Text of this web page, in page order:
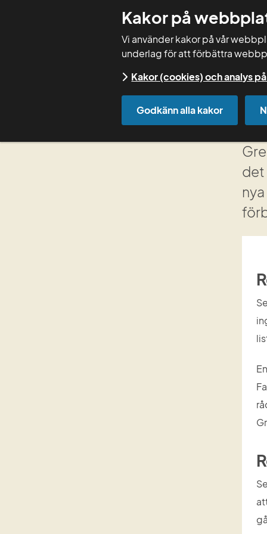
Kakor på
Vi använder kakor på vår
underlag för att förbättra
Kakor (cookies) och analys
Godkänn alla kakor
det